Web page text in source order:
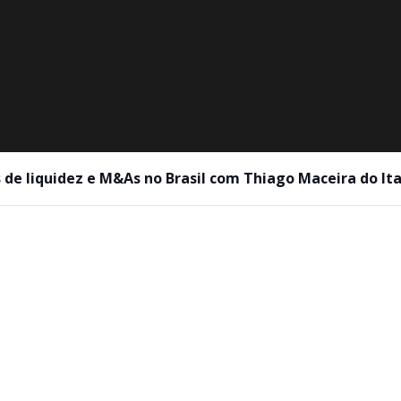
de liquidez e M&As no Brasil com Thiago Maceira do